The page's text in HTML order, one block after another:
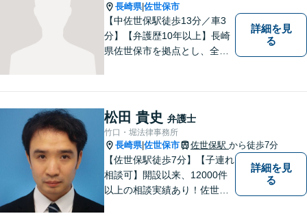
長崎県|佐世保市
【中佐世保駅徒歩13分／車3
分】【弁護歴10年以上】長崎
県佐世保市を拠点とし、全国
トやリスクをご説明し、納得
の解決へと導きます。時間外
のご相談にも対応可能ですの
で、お気軽にご連絡くださ
い。
詳細を見
る
松田 貴史 弁護士
竹口・堀法律事務所
長崎県|佐世保市 佐世保駅 から徒歩7分
【佐世保駅徒歩7分】【子連れ
相談可】開設以来、12000件
以上の相談実績あり！佐世保
詳細を見
る